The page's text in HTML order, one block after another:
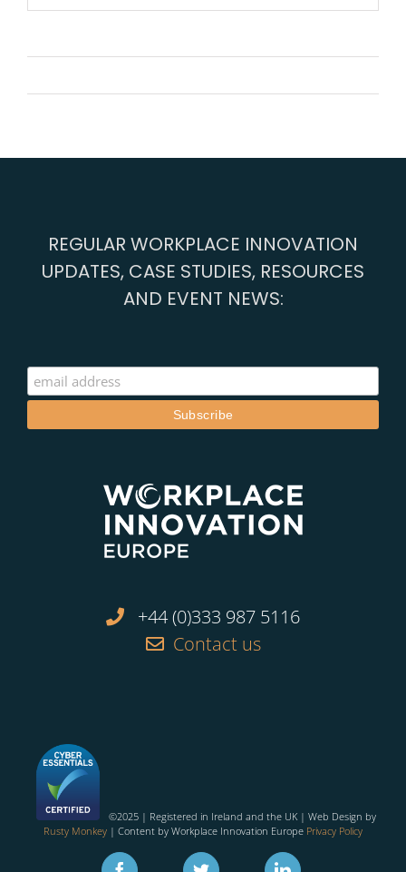
REGULAR WORKPLACE INNOVATION
UPDATES, CASE STUDIES, RESOURCES
AND EVENT NEWS:
+44 (0)333 987 5116
Contact us
©2025 | Registered in Ireland and the UK | Web Design by
Rusty Monkey | Content by Workplace Innovation Europe Privacy Policy